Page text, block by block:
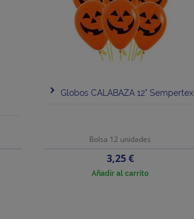
Globos CALABAZA 12" Sempertex
Bolsa 12 unidades
Precio
3,25 €
Añadir al carrito